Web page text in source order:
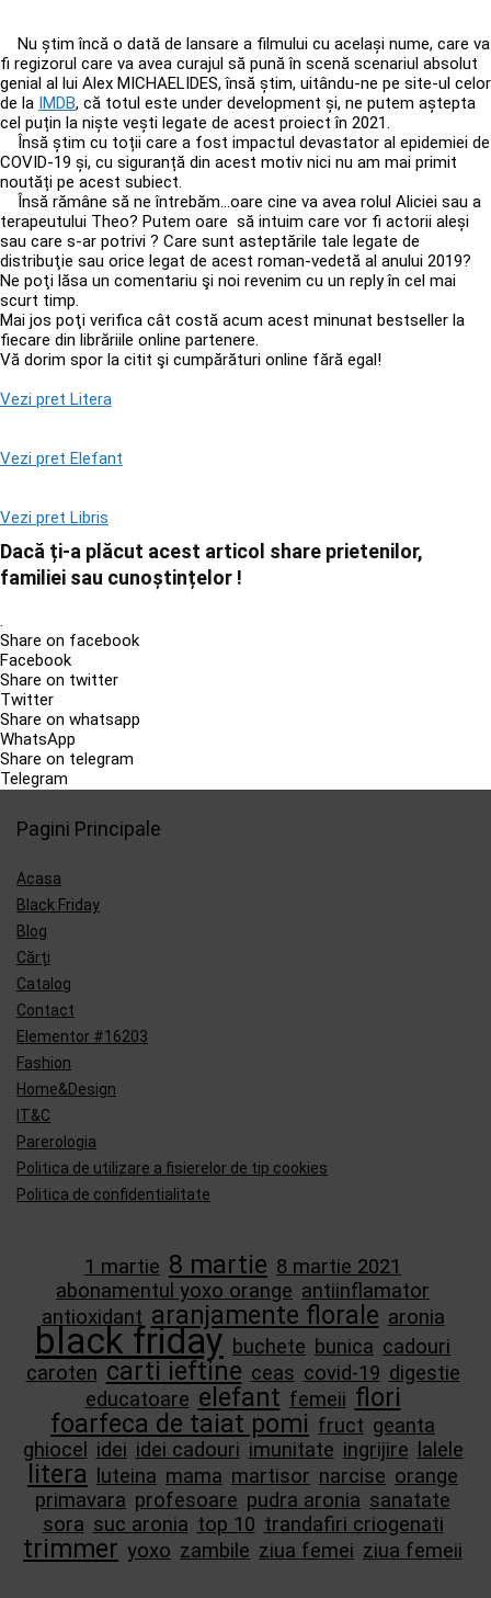
Nu știm încă o dată de lansare a filmului cu același nume, care va
fi regizorul care va avea curajul să pună în scenă scenariul absolut
genial al lui Alex MICHAELIDES, însă știm, uitându-ne pe site-ul celor
de la IMDB, că totul este under development și, ne putem aștepta
cel puțin la niște vești legate de acest proiect în 2021.
Însă știm cu toții care a fost impactul devastator al epidemiei de
COVID-19 și, cu siguranță din acest motiv nici nu am mai primit
noutăți pe acest subiect.
Însă rămâne să ne întrebăm…oare cine va avea rolul Aliciei sau a
terapeutului Theo? Putem oare să intuim care vor fi actorii aleși
sau care s-ar potrivi ? Care sunt asteptările tale legate de
distribuţie sau orice legat de acest roman-vedetă al anului 2019?
Ne poţi lăsa un comentariu şi noi revenim cu un reply în cel mai
scurt timp.
Mai jos poţi verifica cât costă acum acest minunat bestseller la
fiecare din librăriile online partenere.
Vă dorim spor la citit şi cumpărături online fără egal!
Vezi pret Litera
Vezi pret Elefant
Vezi pret Libris
Dacă ți-a plăcut acest articol share prietenilor,
familiei sau cunoștințelor !
.
Share on facebook
Facebook
Share on twitter
Twitter
Share on whatsapp
WhatsApp
Share on telegram
Telegram
Pagini Principale
Acasa
Black Friday
Blog
Cărți
Catalog
Contact
Elementor #16203
Fashion
Home&Design
IT&C
Parerologia
Politica de utilizare a fisierelor de tip cookies
Politica de confidentialitate
1 martie 8 martie 8 martie 2021
abonamentul yoxo orange antiinflamator
antioxidant aranjamente florale aronia
black friday buchete bunica cadouri
caroten carti ieftine ceas covid-19 digestie
educatoare elefant femeii flori
foarfeca de taiat pomi fruct geanta
ghiocel
idei idei cadouri imunitate ingrijire lalele
litera luteina mama martisor narcise orange
primavara profesoare pudra aronia sanatate
sora suc aronia top 10 trandafiri criogenati
trimmer yoxo zambile ziua femei ziua femeii